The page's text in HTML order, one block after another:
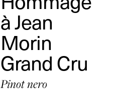
à Jean
Morin
Grand Cru
Pinot nero